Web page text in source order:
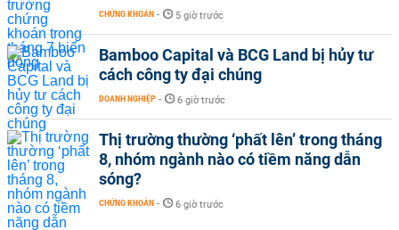
CHỨNG KHOÁN - 5 giờ trước
Bamboo Capital và BCG Land bị hủy tư
cách công ty đại chúng
DOANH NGHIỆP - 6 giờ trước
Thị trường thường ‘phất lên’ trong tháng
8, nhóm ngành nào có tiềm năng dẫn
sóng?
CHỨNG KHOÁN - 6 giờ trước